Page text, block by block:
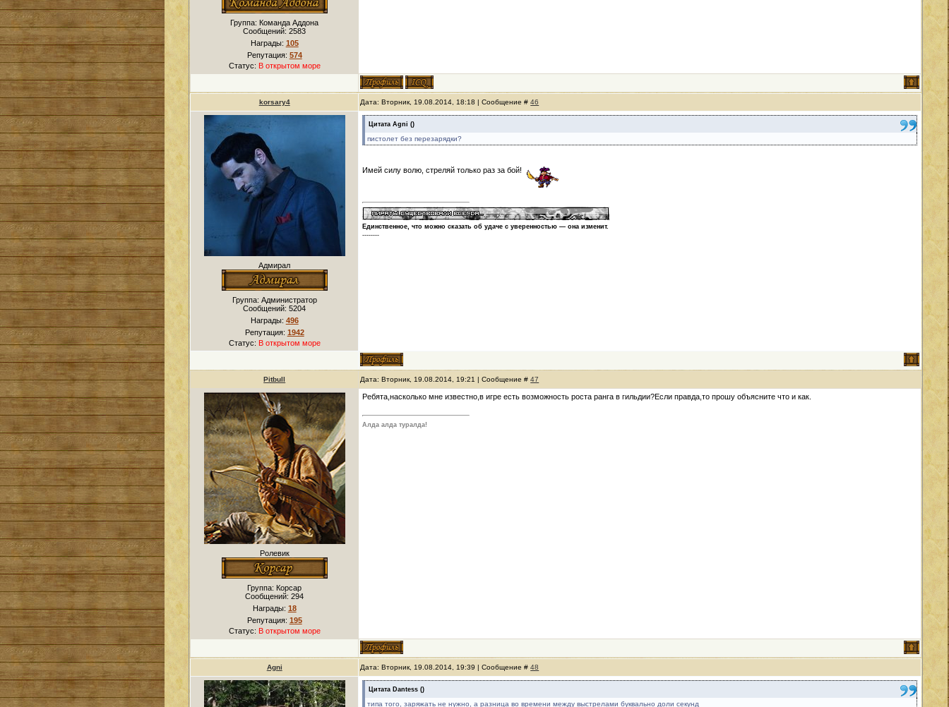
Группа: Команда Аддона
Сообщений:2583
Награды: 105
Репутация: 574
Статус: В открытом море
korsary4 Дата: Вторник, 19.08.2014, 18:18 | Сообщение #46
Адмирал
Группа: Администратор
Сообщений:5204
Награды: 496
Репутация: 1942
Статус: В открытом море
Цитата Agni ()
пистолет без перезарядки?
Имей силу волю, стреляй только раз за бой!
Единственное, что можно сказать об удаче с уверенностью — она изменит.
--------
Pitbull Дата: Вторник, 19.08.2014, 19:21 | Сообщение #47
Ролевик
Группа: Корсар
Сообщений:294
Награды: 18
Репутация: 195
Статус: В открытом море
Ребята,насколько мне известно,в игре есть возможность роста ранга в гильдии?Если правда,то прошу объясните что и как.
Алда алда туралда!
Agni Дата: Вторник, 19.08.2014, 19:39 | Сообщение #48
Цитата Dantess ()
типа того, заряжать не нужно, а разница во времени между выстрелами буквально доли секунд